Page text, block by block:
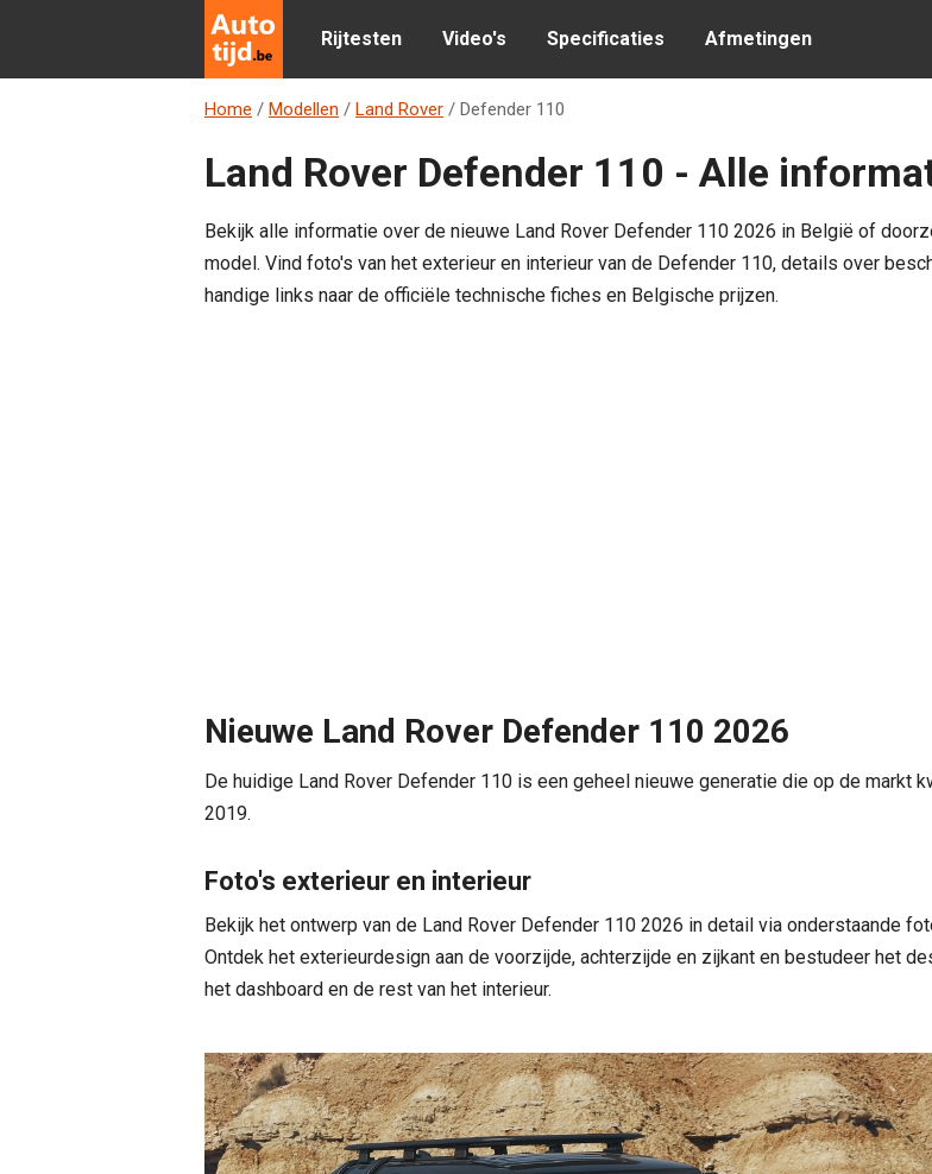
Rijtesten Video's Specificaties Afmetingen
Home / Modellen / Land Rover / Defender 110
Land Rover Defender 110 - Alle
Bekijk alle informatie over de nieuwe Land Rover Defender 110 2026 in België of
model. Vind foto's van het exterieur en interieur van de Defender 110, details over
handige links naar de officiële technische fiches en Belgische prijzen.
Nieuwe Land Rover Defender 110 2026
De huidige Land Rover Defender 110 is een geheel nieuwe generatie die op de markt
2019.
Foto's exterieur en interieur
Bekijk het ontwerp van de Land Rover Defender 110 2026 in detail via onderstaande
Ontdek het exterieurdesign aan de voorzijde, achterzijde en zijkant en bestudeer het
het dashboard en de rest van het interieur.